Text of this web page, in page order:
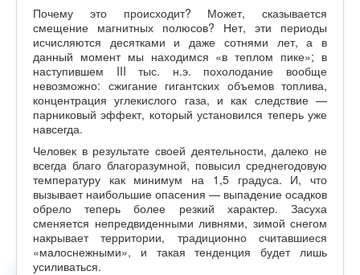
Почему это происходит? Может, сказывается
смещение магнитных полюсов? Нет, эти периоды
исчисляются десятками и даже сотнями лет, а в
данный момент мы находимся «в теплом пике»; в
наступившем III тыс. н.э. похолодание вообще
невозможно: сжигание гигантских объемов топлива,
концентрация углекислого газа, и как следствие —
парниковый эффект, который установился теперь уже
навсегда.
Человек в результате своей деятельности, далеко не
всегда благо благоразумной, повысил среднегодовую
температуру как минимум на 1,5 градуса. И, что
вызывает наибольшие опасения — выпадение осадков
обрело теперь более резкий характер. Засуха
сменяется непредвиденными ливнями, зимой снегом
накрывает территории, традиционно считавшиеся
«малоснежными», и такая тенденция будет лишь
усиливаться.